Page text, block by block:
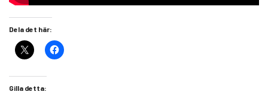
Dela det här:
Gilla detta: